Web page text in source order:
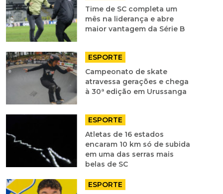
Time de SC completa um
mês na liderança e abre
maior vantagem da Série B
ESPORTE
Campeonato de skate
atravessa gerações e chega
à 30ª edição em Urussanga
ESPORTE
Atletas de 16 estados
encaram 10 km só de subida
em uma das serras mais
belas de SC
ESPORTE